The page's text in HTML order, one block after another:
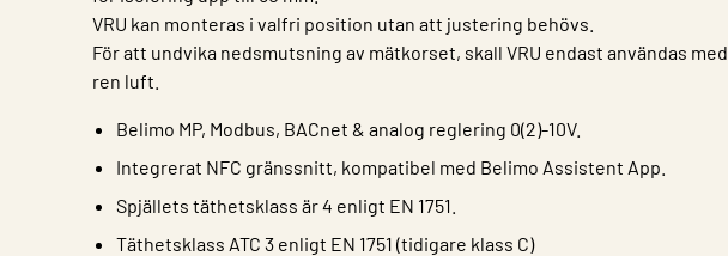
VRU kan monteras i valfri position utan att justering behövs.
För att undvika nedsmutsning av mätkorset, skall VRU endast användas med
ren luft.
Belimo MP, Modbus, BACnet & analog reglering 0(2)-10V.
Integrerat NFC gränssnitt, kompatibel med Belimo Assistent App.
Spjällets täthetsklass är 4 enligt EN 1751.
Täthetsklass ATC 3 enligt EN 1751 (tidigare klass C)